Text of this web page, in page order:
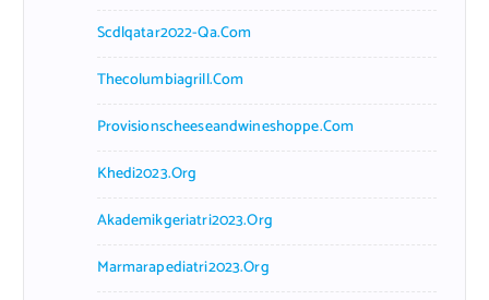
Scdlqatar2022-Qa.com
Thecolumbiagrill.com
Provisionscheeseandwineshoppe.com
Khedi2023.org
Akademikgeriatri2023.org
Marmarapediatri2023.org